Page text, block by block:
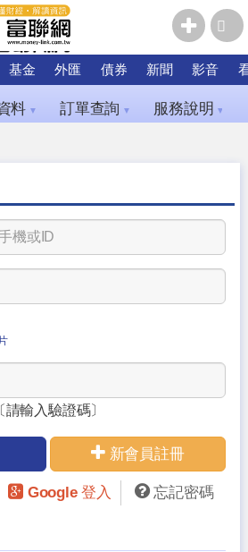
基金 外匯 債券 新聞 影音
料 ▼ 訂單查詢 ▼ 服務說明 ▼
〔請輸入驗證碼〕
新會員註冊
Google 登入 忘記密碼